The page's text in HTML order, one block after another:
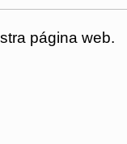
página web.